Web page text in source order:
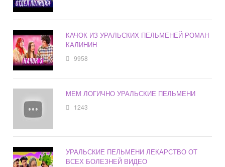
КАЧОК ИЗ УРАЛЬСКИХ ПЕЛЬМЕНЕЙ РОМАН
КАЛИНИН
9958
МЕМ ЛОГИЧНО УРАЛЬСКИЕ ПЕЛЬМЕНИ
1243
УРАЛЬСКИЕ ПЕЛЬМЕНИ ЛЕКАРСТВО ОТ
ВСЕХ БОЛЕЗНЕЙ ВИДЕО